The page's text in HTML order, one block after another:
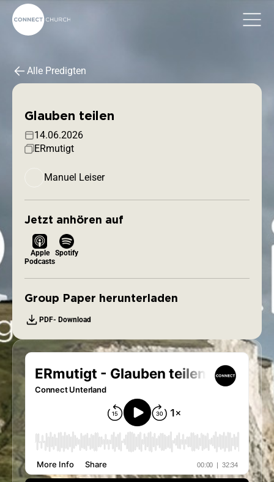
Alle Predigten
Glauben teilen
14.06.2026
ERmutigt
Manuel Leiser
Jetzt anhören auf
Apple
Podcasts
Spotify
Group Paper herunterladen
PDF- Download